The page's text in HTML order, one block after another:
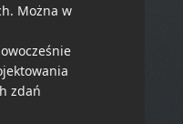
Można w
zdań